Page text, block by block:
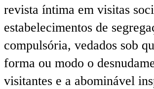
revista íntima em visitas
estabelecimentos de
compulsória, vedados sob
forma ou modo o
visitantes e a abominável